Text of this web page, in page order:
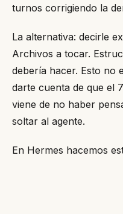
turnos corrigiendo la
La alternativa: decirle
Archivos a tocar.
debería hacer. Esto no
darte cuenta de que el
viene de no haber
soltar al agente.
En Hermes hacemos